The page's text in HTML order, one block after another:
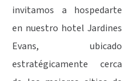
invitamos a hospedarte
en nuestro hotel Jardines
Evans, ubicado
estratégicamente cerca